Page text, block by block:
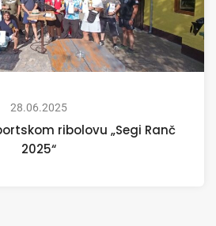
28.06.2025
ribolovu „Segi Ranč
2025“